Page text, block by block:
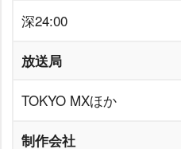
深24:00
放送局
TOKYO MXほか
制作会社